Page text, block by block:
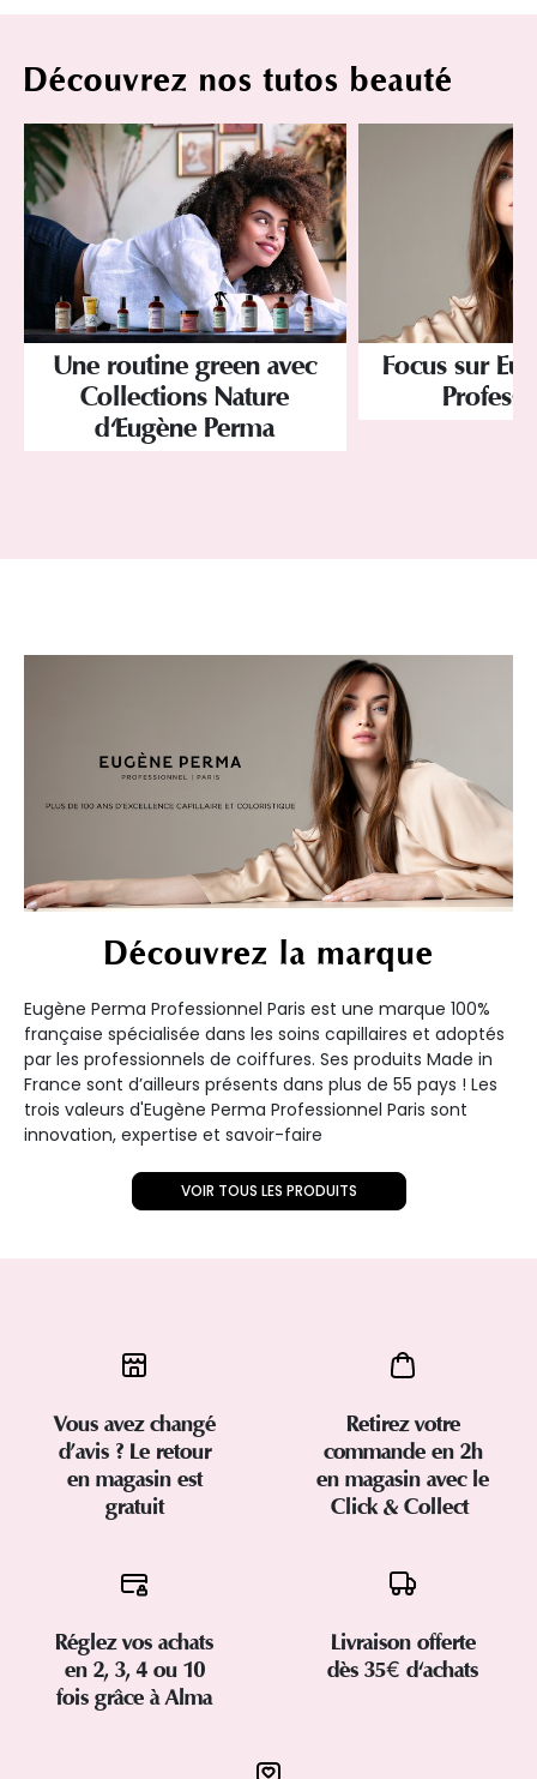
Découvrez nos tutos beauté
Une routine green avec
Collections Nature
d'Eugène Perma
Focus sur
Découvrez la marque
Eugène Perma Professionnel Paris est une marque 100%
française spécialisée dans les soins capillaires et adoptés
par les professionnels de coiffures. Ses produits Made in
France sont d’ailleurs présents dans plus de 55 pays ! Les
trois valeurs d'Eugène Perma Professionnel Paris sont
innovation, expertise et savoir-faire
VOIR TOUS LES PRODUITS
Vous avez changé
d’avis ? Le retour
en magasin est
gratuit
Retirez votre
commande en 2h
en magasin avec le
Click & Collect
Réglez vos achats
en 2, 3, 4 ou 10
fois grâce à Alma
Livraison offerte
dès 35€ d'achats